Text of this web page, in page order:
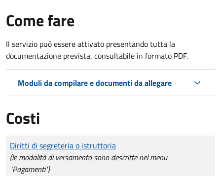
Come fare
Il servizio può essere attivato presentando tutta la
documentazione prevista, consultabile in formato PDF.
Moduli da compilare e documenti da allegare
Costi
Tipo di pagamento
Importo
Diritti di segreteria o istruttoria
(le modalità di versamento sono descritte nel menu
"Pagamenti")